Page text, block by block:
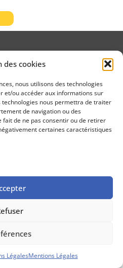
des cookies
nous utilisons des technologies
et/ou accéder aux informations sur
technologies nous permettra de traiter
de navigation ou des
fait de ne pas consentir ou de retirer
certaines caractéristiques
LégalesMentions Légales
Propos Utiles est
une publication
des Editions
Marigny
Politique cookie